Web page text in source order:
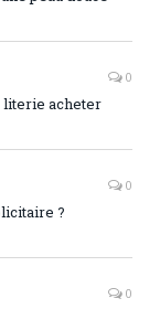
0
literie acheter
0
?
0